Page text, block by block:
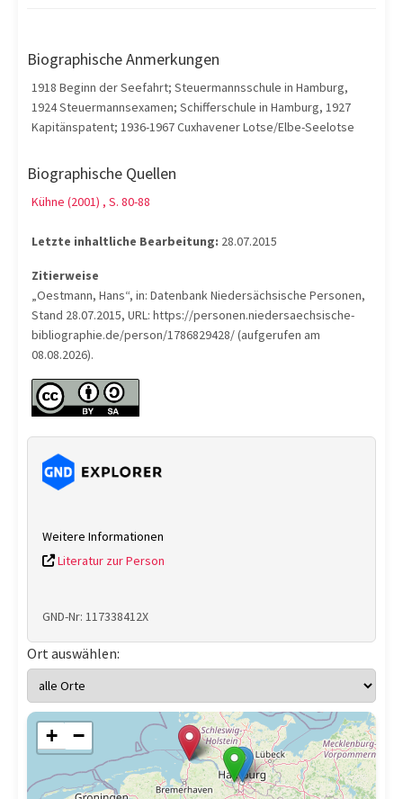
Biographische Anmerkungen
1918 Beginn der Seefahrt; Steuermannsschule in Hamburg,
1924 Steuermannsexamen; Schifferschule in Hamburg, 1927
Kapitänspatent; 1936-1967 Cuxhavener Lotse/Elbe-Seelotse
Biographische Quellen
Kühne (2001) , S. 80-88
Letzte inhaltliche Bearbeitung: 28.07.2015
Zitierweise
„Oestmann, Hans“, in: Datenbank Niedersächsische Personen,
Stand 28.07.2015, URL: https://personen.niedersaechsische-
bibliographie.de/person/1786829428/ (aufgerufen am
08.08.2026).
Weitere Informationen
Literatur zur Person
GND-Nr: 117338412X
Ort auswählen:
+ −